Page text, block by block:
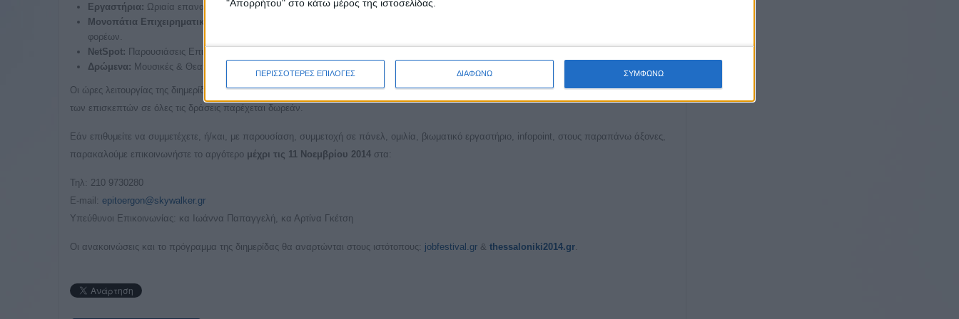
"Απορρήτου" στο κάτω μέρος της ιστοσελίδας.
ΠΕΡΙΣΣΟΤΕΡΕΣ ΕΠΙΛΟΓΕΣ ΔΙΑΦΩΝΩ ΣΥΜΦΩΝΩ
Εργαστήρια: Ωριαία επαναλαμβανόμενα εργαστήρια αναζήτησης εργασίας και επαγγελματικής ανάπτυξης.
Μονοπάτια Επιχειρηματικότητας:
φορέων.
NetSpot: Παρουσιάσεις Επιχειρήσεων & Επαγγελμάτων.
Δρώμενα: Μουσικές & Θεατρικές ομάδες κατά τη διάρκεια και στη λήξη της διημερίδας.
Οι ώρες λειτουργίας της διημερίδας είναι από 10:00 έως 22:00. Η συμμετοχή για όλους τους εμπλεκόμενους είναιχωρίς χρέωσηκαι η είσοδος
των επισκεπτών σε όλες τις δράσεις παρέχεται δωρεάν.
Εάν επιθυμείτε να συμμετέχετε, ή/και, με παρουσίαση, συμμετοχή σε πάνελ, ομιλία, βιωματικό εργαστήριο, infopoint, στους παραπάνω άξονες,
παρακαλούμε επικοινωνήστε το αργότερο μέχρι τις 11 Νοεμβρίου 2014 στα:
Τηλ: 210 9730280
E-mail: epitoergon@skywalker.gr
Υπεύθυνοι Επικοινωνίας: κα Ιωάννα Παπαγγελή, κα Αρτίνα Γκέτση
Οι ανακοινώσεις και το πρόγραμμα της διημερίδας θα αναρτώνται στους ιστότοπους: jobfestival.gr & thessaloniki2014.gr.